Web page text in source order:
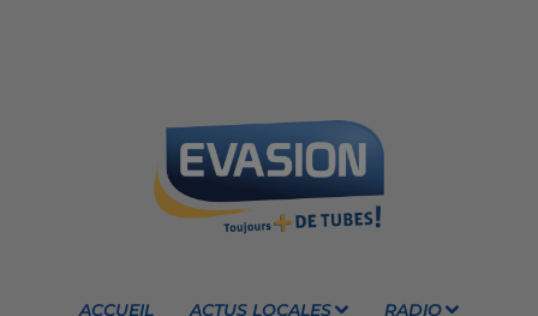
ACCUEIL ACTUS LOCALES RADIO